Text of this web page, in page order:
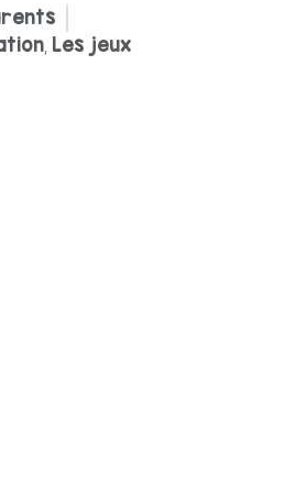
Les jeux